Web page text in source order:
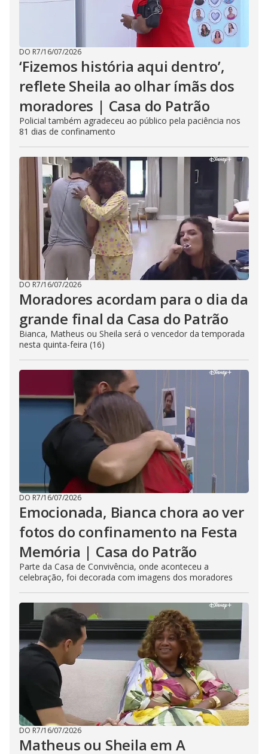
DO R7/16/07/2026
‘Fizemos história aqui dentro’,
reflete Sheila ao olhar ímãs dos
moradores | Casa do Patrão
Policial também agradeceu ao público pela paciência nos
81 dias de confinamento
DO R7/16/07/2026
Moradores acordam para o dia da
grande final da Casa do Patrão
Bianca, Matheus ou Sheila será o vencedor da temporada
nesta quinta-feira (16)
DO R7/16/07/2026
Emocionada, Bianca chora ao ver
fotos do confinamento na Festa
Memória | Casa do Patrão
Parte da Casa de Convivência, onde aconteceu a
celebração, foi decorada com imagens dos moradores
DO R7/16/07/2026
Matheus ou Sheila em A